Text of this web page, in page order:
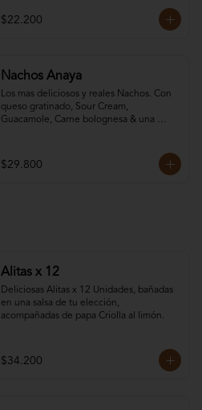
$22.200
Nachos Anaya
Los mas deliciosos y reales Nachos. Con
queso gratinado, Sour Cream,
Guacamole, Carne bolognesa & una
$29.800
Alitas x 12
Deliciosas Alitas x 12 Unidades, bañadas
en una salsa de tu elección,
acompañadas de papa Criolla al limón.
$34.200